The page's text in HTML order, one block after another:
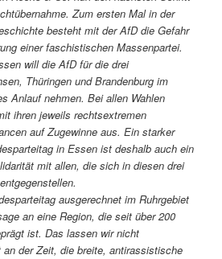
Zum ersten Mal in der
besteht mit der AfD die Gefahr
einer faschistischen Massenpartei.
will die AfD für die drei
Thüringen und Brandenburg im
Anlauf nehmen. Bei allen Wahlen
ihren jeweils rechtsextremen
auf Zugewinne aus. Ein starker
in Essen ist deshalb auch ein
mit allen, die sich in diesen drei
ausgerechnet im Ruhrgebiet
an eine Region, die seit über 200
ist. Das lassen wir nicht
der Zeit, die breite, antirassistische